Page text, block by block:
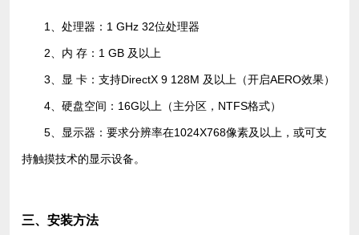
1、处理器：1 GHz 32位处理器
2、内 存：1 GB 及以上
3、显 卡：支持DirectX 9 128M 及以上（开启AERO效果）
4、硬盘空间：16G以上（主分区，NTFS格式）
5、显示器：要求分辨率在1024X768像素及以上，或可支
持触摸技术的显示设备。
三、安装方法